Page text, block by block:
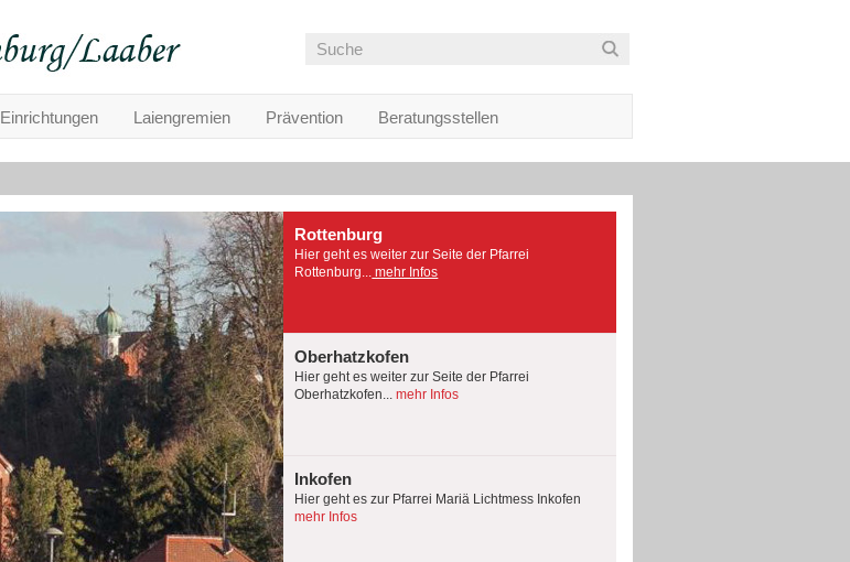
Einrichtungen Laiengremien Prävention Beratungsstellen
Rottenburg
Hier geht es weiter zur Seite der Pfarrei
Rottenburg... mehr Infos
Oberhatzkofen
Hier geht es weiter zur Seite der Pfarrei
Oberhatzkofen... mehr Infos
Inkofen
Hier geht es zur Pfarrei Mariä Lichtmess Inkofen
mehr Infos